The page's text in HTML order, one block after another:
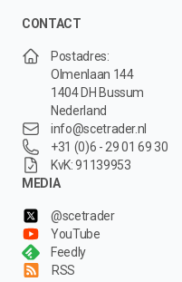
CONTACT
Postadres:
Olmenlaan 144
1404 DH Bussum
Nederland
info@scetrader.nl
+31 (0)6 - 29 01 69 30
KvK: 91139953
MEDIA
@scetrader
YouTube
Feedly
RSS